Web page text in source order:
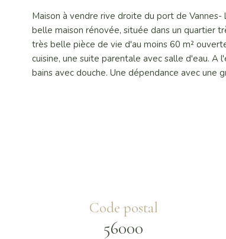
Maison à vendre rive droite du port de
belle maison rénovée, située dans un quartier
très belle pièce de vie d'au moins 60 m²
cuisine, une suite parentale avec salle d'eau. A
bains avec douche. Une dépendance avec une
Code postal
56000